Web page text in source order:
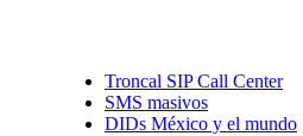
Troncal SIP Call Center
SMS masivos
DIDs México y el mundo